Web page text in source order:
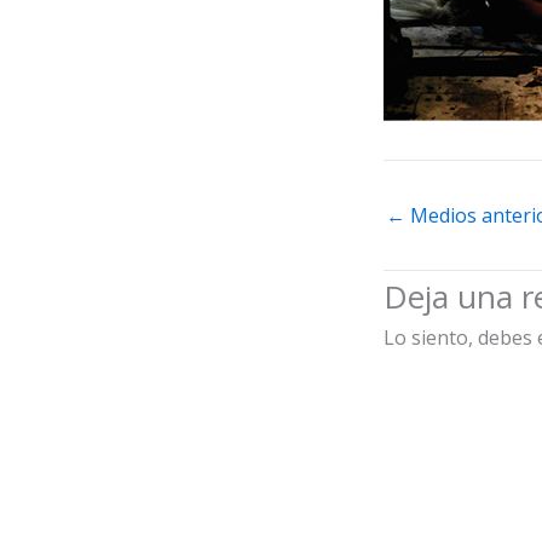
← Medios
Deja una
Lo siento, debes